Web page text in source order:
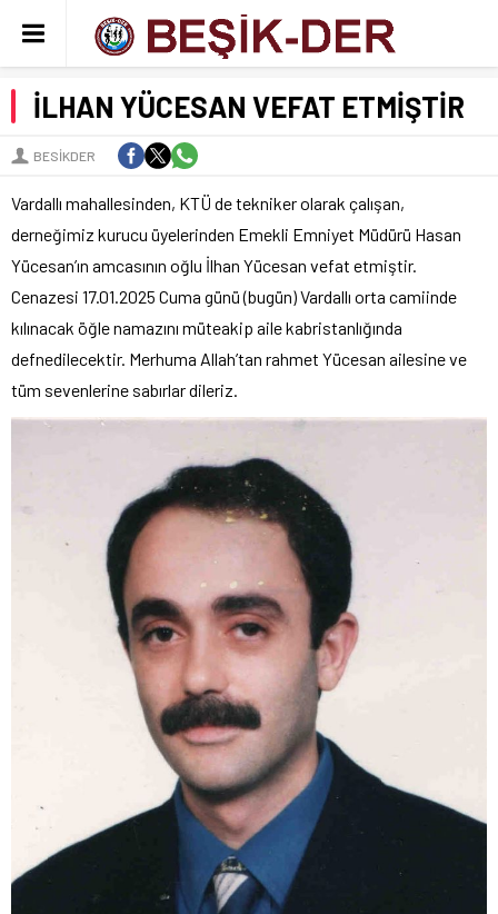
İLHAN YÜCESAN VEFAT ETMİŞTİR
BESIKDER
Vardallı mahallesinden, KTÜ de tekniker olarak çalışan,
derneğimiz kurucu üyelerinden Emekli Emniyet Müdürü Hasan
Yücesan’ın amcasının oğlu İlhan Yücesan vefat etmiştir.
Cenazesi 17.01.2025 Cuma günü (bugün) Vardallı orta camiinde
kılınacak öğle namazını müteakip aile kabristanlığında
defnedilecektir. Merhuma Allah’tan rahmet Yücesan ailesine ve
tüm sevenlerine sabırlar dileriz.